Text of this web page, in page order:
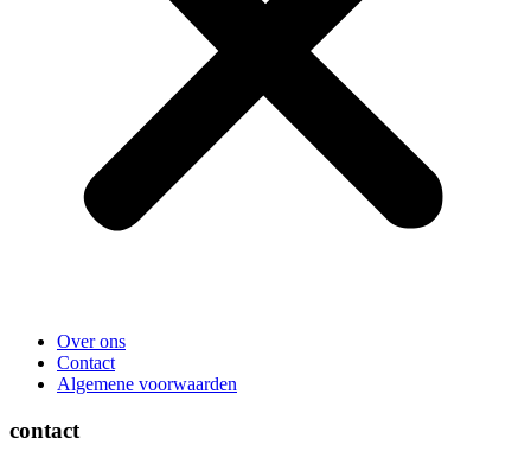
Over ons
Contact
Algemene voorwaarden
contact